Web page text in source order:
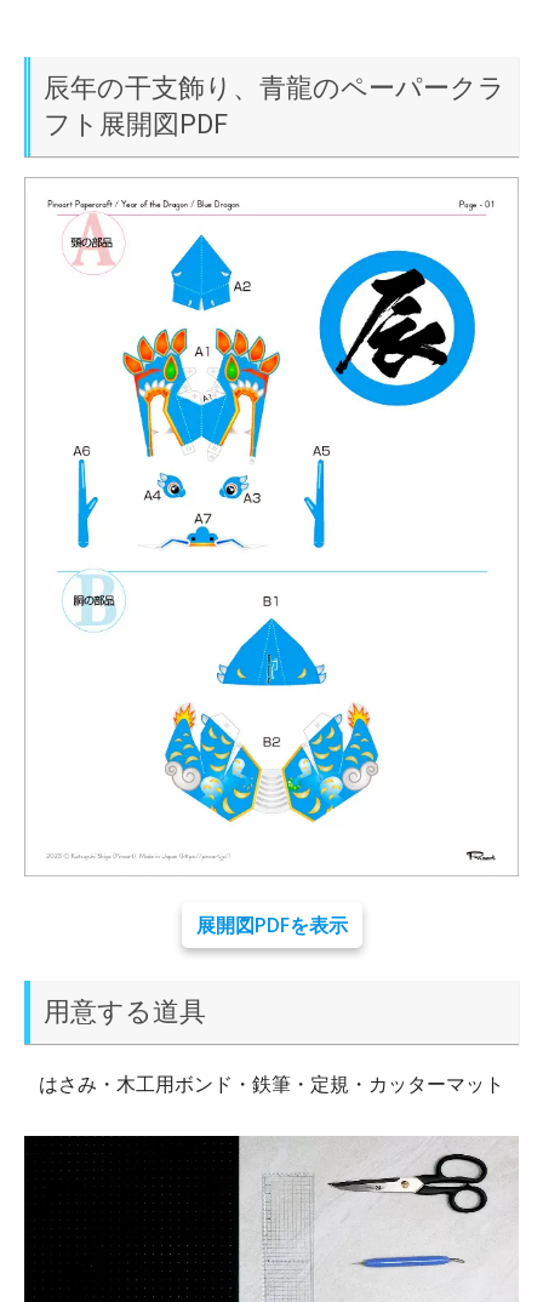
辰年の干支飾り、青龍のペーパークラ
フト展開図PDF
展開図PDFを表示
用意する道具
はさみ・木工用ボンド・鉄筆・定規・カッターマット